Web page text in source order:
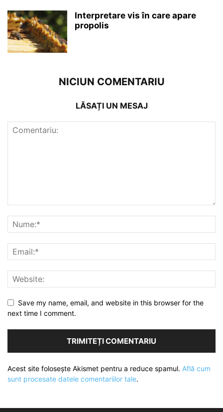
Interpretare vis în care apare
propolis
NICIUN COMENTARIU
LĂSAȚI UN MESAJ
Save my name, email, and website in this browser for the
next time I comment.
Acest site folosește Akismet pentru a reduce spamul. Află cum
sunt procesate datele comentariilor tale.